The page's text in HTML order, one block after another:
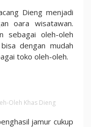
Dieng menjadi
oara wisatawan.
sebagai oleh-oleh
dengan mudah
toko oleh-oleh.
Oleh Khas Dieng
jamur cukup